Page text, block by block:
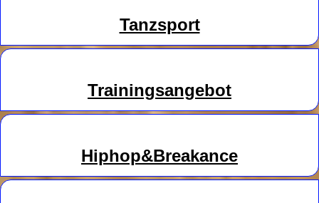
Tanzsport
Trainingsangebot
Hiphop&Breakance